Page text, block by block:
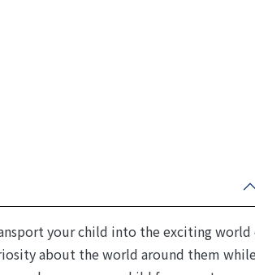
your child into the exciting world
about the world around them